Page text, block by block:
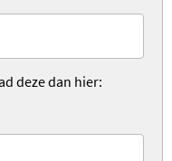
deze dan hier: